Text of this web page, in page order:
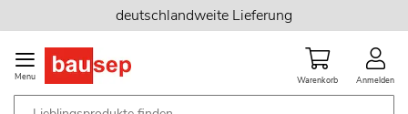
Inhalt
springen
deutschlandweite Lieferung
Menu Warenkorb Anmelden